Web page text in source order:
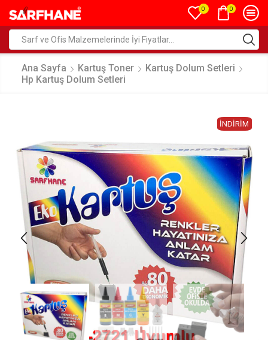
0 0
Ana Sayfa Kartuş Toner
Kartuş Dolum Setleri
Hp Kartuş Dolum Setleri
İNDIRIM